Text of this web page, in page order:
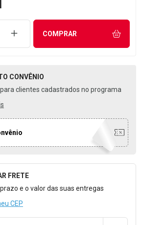
UNIDADEAUMENTAR UMA UNIDADE
COMPRAR
CONVÊNIO
para clientes cadastrados no programa
Calcular o Frete
FRETE
e o valor das suas entregas
CEP